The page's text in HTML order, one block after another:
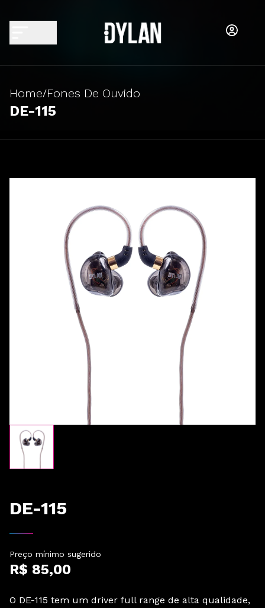
Home/Fones De Ouvido
DE-115
DE-115
Preço mínimo sugerido
R$ 85,00
O DE-115 tem um driver full range de alta qualidade,